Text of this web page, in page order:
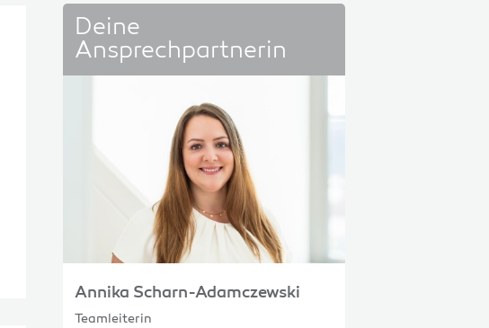
Deine
Ansprechpartnerin
Annika Scharn-Adamczewski
Teamleiterin